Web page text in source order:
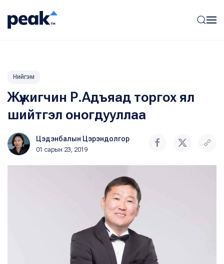
Нийгэм
Жүжигчин Р.Адъяад торгох ял
шийтгэл оногдууллаа
Цэдэнбалын Цэрэндолгор
01 сарын 23, 2019